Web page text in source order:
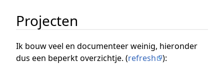
Projecten
Ik bouw veel en documenteer weinig, hieronder
dus een beperkt overzichtje. (refresh ):